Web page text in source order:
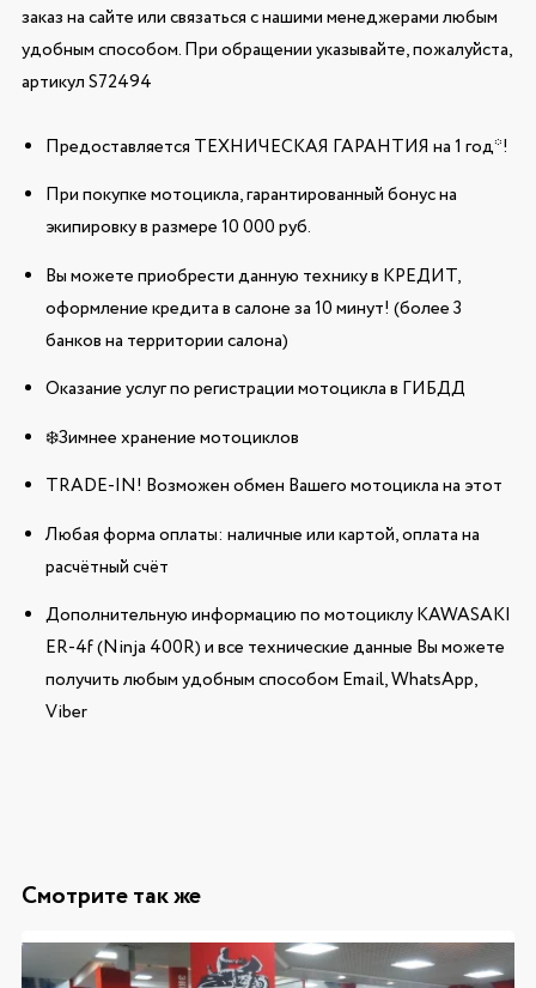
заказ на сайте или связаться с нашими менеджерами любым
удобным способом. При обращении указывайте, пожалуйста,
артикул S72494
Предоставляется ТЕХНИЧЕСКАЯ ГАРАНТИЯ на 1 год*!
При покупке мотоцикла, гарантированный бонус на
экипировку в размере 10 000 руб.
Вы можете приобрести данную технику в КРЕДИТ,
оформление кредита в салоне за 10 минут! (более 3
банков на территории салона)
Оказание услуг по регистрации мотоцикла в ГИБДД
❄️Зимнее хранение мотоциклов
TRADE-IN! Возможен обмен Вашего мотоцикла на этот
Любая форма оплаты: наличные или картой, оплата на
расчётный счёт
Дополнительную информацию по мотоциклу KAWASAKI
ER-4f (Ninja 400R) и все технические данные Вы можете
получить любым удобным способом Email, WhatsApp,
Viber
Смотрите так же